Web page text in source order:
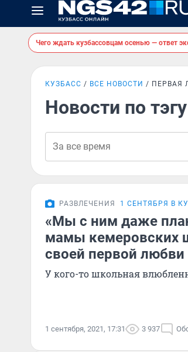
Чего ждать кузбассовцам осенью — ответ
КУЗБАСС ВСЕ НОВОСТИ ПЕРВАЯ
Новости по
РАЗВЛЕЧЕНИЯ 1 СЕНТЯБРЯ В
«Мы с ним даже
мамы кемеровских
своей первой любви
У кого-то школьная
1 сентября, 2021, 17:31 3 937